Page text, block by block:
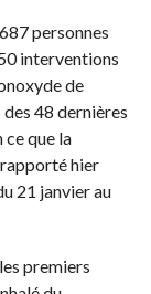
personnes
interventions
de
48 dernières
ce que la
hier
21 janvier au
premiers